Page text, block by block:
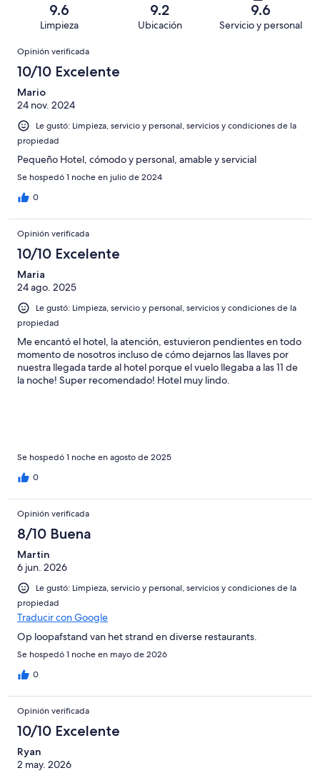
opiniones
opiniones
de
240
opiniones
Basada
de
opiniones
Terrible.
Basada
de
240
opiniones
9.6
Limpieza
9.2
Ubicación
9.6
Servicio y personal
Opiniones
Opinión verificada
10/10 Excelente
Mario
24 nov. 2024
Le gustó: Limpieza, servicio y personal, servicios y condiciones de la
propiedad
Pequeño Hotel, cómodo y personal, amable y servicial
Se hospedó 1 noche en julio de 2024
0
Opinión verificada
10/10 Excelente
Maria
24 ago. 2025
Le gustó: Limpieza, servicio y personal, servicios y condiciones de la
propiedad
Me encantó el hotel, la atención, estuvieron pendientes en todo
momento de nosotros incluso de cómo dejarnos las llaves por
nuestra llegada tarde al hotel porque el vuelo llegaba a las 11 de
la noche! Super recomendado! Hotel muy lindo.
Se hospedó 1 noche en agosto de 2025
0
Opinión verificada
8/10 Buena
Martin
6 jun. 2026
Le gustó: Limpieza, servicio y personal, servicios y condiciones de la
propiedad
Traducir con Google
Op loopafstand van het strand en diverse restaurants.
Se hospedó 1 noche en mayo de 2026
0
Opinión verificada
10/10 Excelente
Ryan
2 may. 2026